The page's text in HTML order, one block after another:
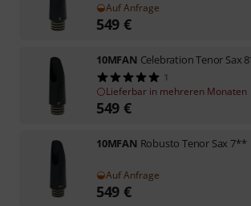
Auf Anfrage
549 €
10MFAN Celebration Tenor Sax
1
Lieferbar in mehreren Monaten
549 €
10MFAN Robusto Tenor Sax 7**
Auf Anfrage
549 €